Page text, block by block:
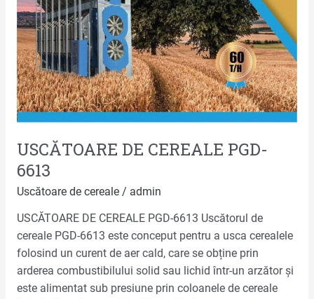
USCĂTOARE DE CEREALE PGD-
6613
Uscătoare de cereale/ admin
USCĂTOARE DE CEREALE PGD-6613 Uscătorul de
cereale PGD-6613 este conceput pentru a usca cerealele
folosind un curent de aer cald, care se obține prin
arderea combustibilului solid sau lichid într-un arzător și
este alimentat sub presiune prin coloanele de cereale